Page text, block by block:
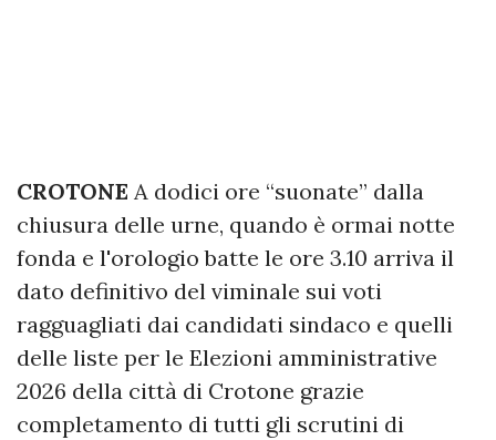
CROTONE A dodici ore “suonate” dalla
chiusura delle urne, quando è ormai notte
fonda e l'orologio batte le ore 3.10 arriva il
dato definitivo del viminale sui voti
ragguagliati dai candidati sindaco e quelli
delle liste per le Elezioni amministrative
2026 della città di Crotone grazie
completamento di tutti gli scrutini di